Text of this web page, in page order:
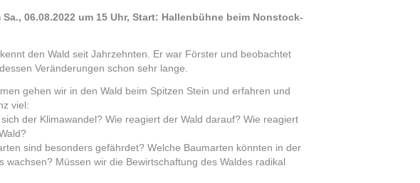
06.08.2022 um 15 Uhr, Start: Hallenbühne beim Nonstock-
den Wald seit Jahrzehnten. Er war Förster und beobachtet
Veränderungen schon sehr lange.
gehen wir in den Wald beim Spitzen Stein und erfahren und
viel:
der Klimawandel? Wie reagiert der Wald darauf? Wie reagiert
sind besonders gefährdet? Welche Baumarten könnten in der
wachsen? Müssen wir die Bewirtschaftung des Waldes radikal